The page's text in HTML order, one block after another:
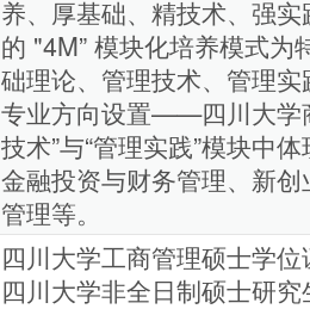
养、厚基础、精技术、强
的 "4M” 模块化培养模式
础理论、管理技术、管理实
专业方向设置——四川大学
技术”与“管理实践”模块中
金融投资与财务管理、新
管理等。
四川大学工商管理硕士学位
四川大学非全日制硕士研